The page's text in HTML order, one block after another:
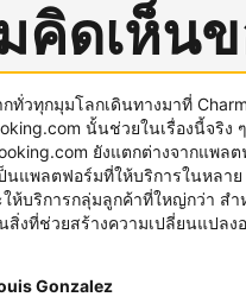
คิดเห็น
กทั่วทุกมุมโลกเดินทางมาที่
นั้นช่วยในเรื่องนี้จริง ๆ
ยังแตกต่างจากแพลต
นแพลตฟอร์มที่ให้บริการในหลาย
ให้บริการกลุ่มลูกค้าที่ใหญ่กว่า สำ
สิ่งที่ช่วยสร้างความเปลี่ยนแปลง
Gonzalez